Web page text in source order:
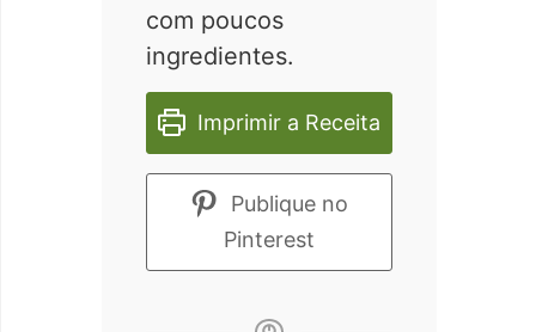
com poucos
ingredientes.
Imprimir a Receita
Publique no
Pinterest